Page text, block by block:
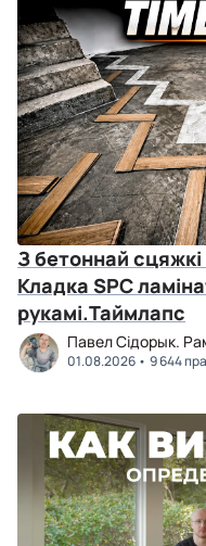
З бетоннай
Кладка SPC
рукамі.Таймлапс
Павел Сідорык.
01.08.2026 9 644